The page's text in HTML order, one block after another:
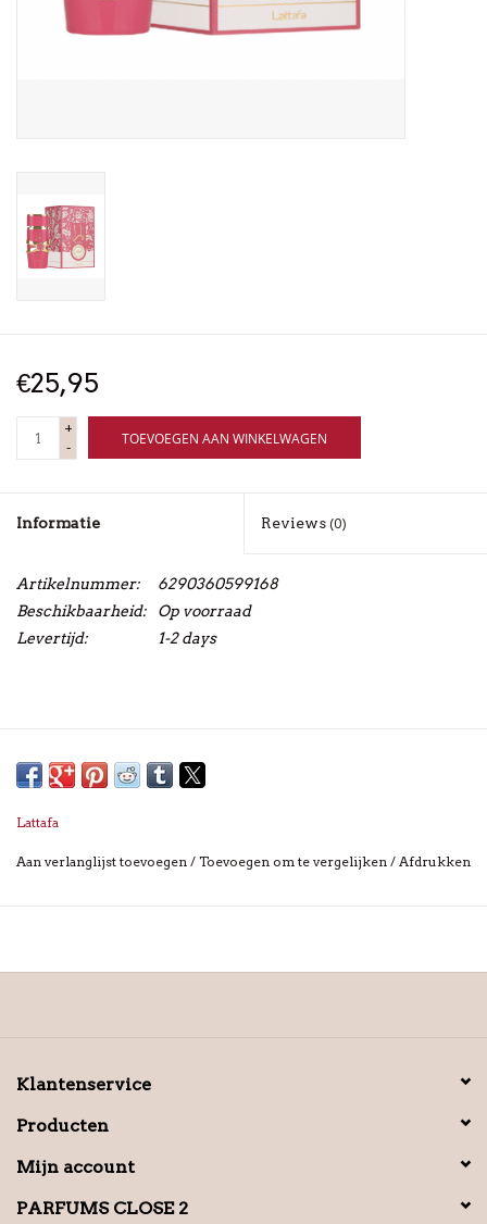
€25,95
+
-
TOEVOEGEN AAN WINKELWAGEN
Informatie Reviews (0)
Artikelnummer:
6290360599168
Beschikbaarheid:
Op voorraad
Levertijd:
1-2 days
Lattafa
Aan verlanglijst toevoegen / Toevoegen om te vergelijken / Afdrukken
Klantenservice
Producten
Mijn account
PARFUMS CLOSE 2